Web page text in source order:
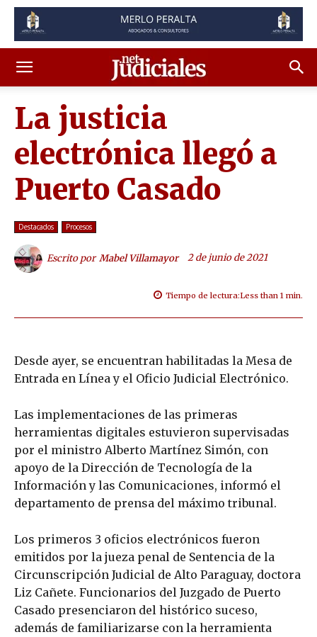
La justicia
electrónica llegó a
Puerto Casado
Destacados Procesos
Escrito por Mabel Villamayor 2 de junio de 2021
Tiempo de lectura:Less than 1 min.
Desde ayer, se encuentran habilitadas la Mesa de
Entrada en Línea y el Oficio Judicial Electrónico.
Las implementaciones de las primeras
herramientas digitales estuvieron supervisadas
por el ministro Alberto Martínez Simón, con
apoyo de la Dirección de Tecnología de la
Información y las Comunicaciones, informó el
departamento de prensa del máximo tribunal.
Los primeros 3 oficios electrónicos fueron
emitidos por la jueza penal de Sentencia de la
Circunscripción Judicial de Alto Paraguay, doctora
Liz Cañete. Funcionarios del Juzgado de Puerto
Casado presenciaron del histórico suceso,
además de familiarizarse con la herramienta